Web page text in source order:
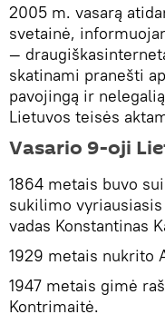
2005 m. vasarą
svetainė,
—
skatinami pranešti
pavojingą ir
Lietuvos teisės
Vasario 9-oji
1864 metais buvo
sukilimo
vadas Konstantinas
1929 metais nukrito
1947 metais gimė
Kontrimaitė.